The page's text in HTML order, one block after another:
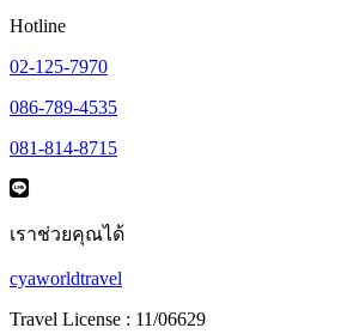
Hotline
02-125-7970
086-789-4535
081-814-8715
เราช่วยคุณได้
cyaworldtravel
Travel License : 11/06629